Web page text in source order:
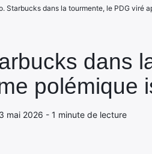
dans
polémique
mai 2026 - 1 minute de lecture
Starbucks dans la tourmente, le PDG viré